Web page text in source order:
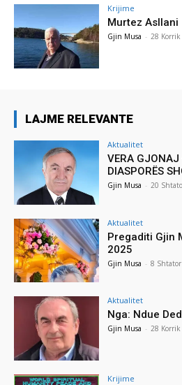
Krijime
Murtez Asllani
Gjin Musa - 28
LAJME RELEVANTE
Aktualitet
VERA GJONAJ
DIASPORËS
Gjin Musa - 20
Aktualitet
Pregaditi Gjin
2025
Gjin Musa - 8
Aktualitet
Nga: Ndue
Gjin Musa - 28
Krijime